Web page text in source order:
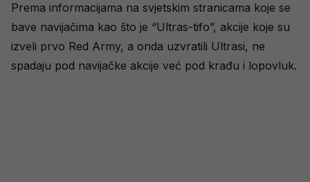
Prema informacijama na svjetskim stranicama koje se
bave navijačima kao što je “Ultras-tifo”, akcije koje su
izveli prvo Red Army, a onda uzvratili Ultrasi, ne
spadaju pod navijačke akcije već pod krađu i lopovluk.